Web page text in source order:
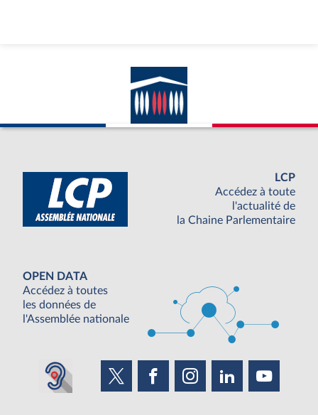
LCP
Accédez à toute
l'actualité de
la Chaine Parlementaire
OPEN DATA
Accédez à toutes
les données de
l'Assemblée nationale